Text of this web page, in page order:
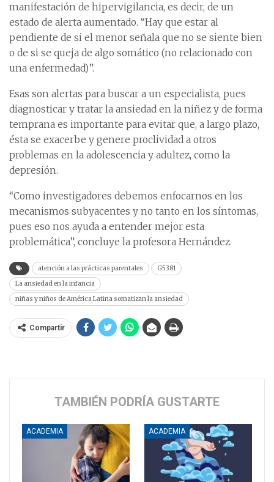
manifestación de hipervigilancia, es decir, de un
estado de alerta aumentado. “Hay que estar al
pendiente de si el menor señala que no se siente bien
o de si se queja de algo somático (no relacionado con
una enfermedad)”.
Esas son alertas para buscar a un especialista, pues
diagnosticar y tratar la ansiedad en la niñez y de forma
temprana es importante para evitar que, a largo plazo,
ésta se exacerbe y genere proclividad a otros
problemas en la adolescencia y adultez, como la
depresión.
“Como investigadores debemos enfocarnos en los
mecanismos subyacentes y no tanto en los síntomas,
pues eso nos ayuda a entender mejor esta
problemática”, concluye la profesora Hernández.
atención a las prácticas parentales
G5381
La ansiedad en la infancia
niñas y niños de América Latina somatizan la ansiedad
Compartir
TAMBIÉN PODRÍA GUSTARTE
ACADEMIA ACADEMIA